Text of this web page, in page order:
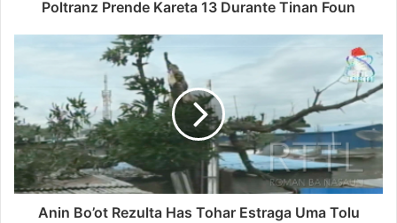
Poltranz Prende Kareta 13 Durante Tinan Foun
Anin Bo’ot Rezulta Has Tohar Estraga Uma Tolu